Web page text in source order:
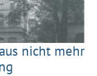
nicht mehr